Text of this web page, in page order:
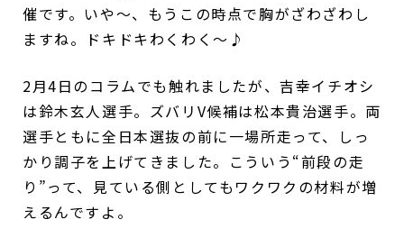
催です。いや～、もうこの時点で胸がざわざわし
ますね。ドキドキわくわく～♪
2月4日のコラムでも触れましたが、吉幸イチオシ
は鈴木玄人選手。ズバリV候補は松本貴治選手。両
選手ともに全日本選抜の前に一場所走って、しっ
かり調子を上げてきました。こういう“前段の走
り”って、見ている側としてもワクワクの材料が増
えるんですよ。